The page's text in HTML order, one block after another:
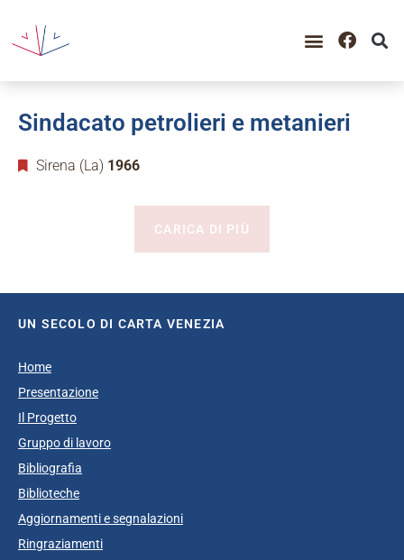
Sindacato petrolieri e metanieri
Sirena (La) 1966
CARICA DI PIÙ
UN SECOLO DI CARTA VENEZIA
Home
Presentazione
Il Progetto
Gruppo di lavoro
Bibliografia
Biblioteche
Aggiornamenti e segnalazioni
Ringraziamenti